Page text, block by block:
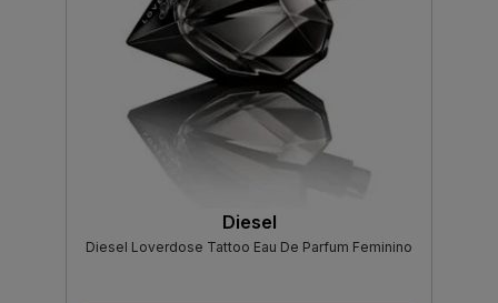
Diesel
Diesel Loverdose Tattoo Eau De Parfum Feminino